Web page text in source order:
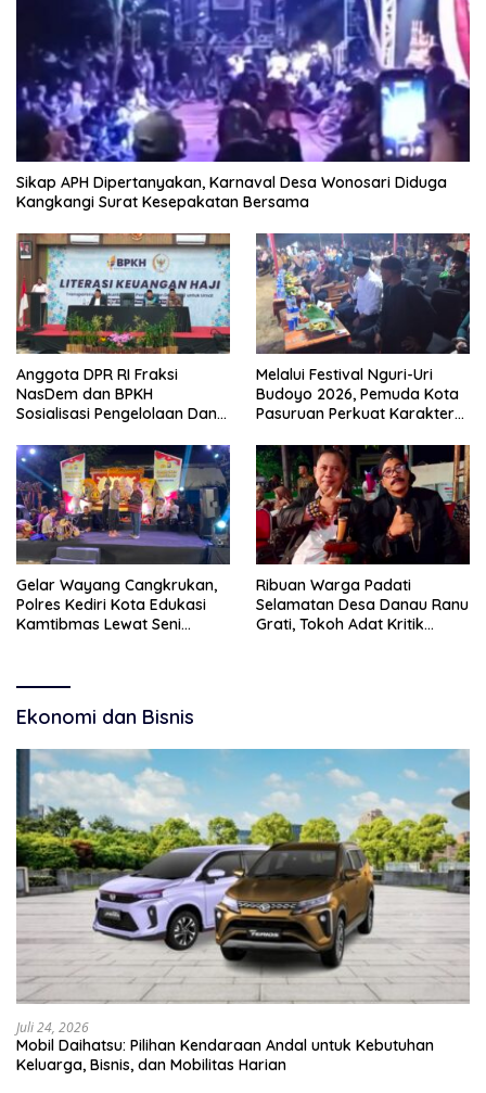
Sikap APH Dipertanyakan, Karnaval Desa Wonosari Diduga
Kangkangi Surat Kesepakatan Bersama
Anggota DPR RI Fraksi
NasDem dan BPKH
Sosialisasi Pengelolaan Dana
Melalui Festival Nguri-Uri
Budoyo 2026, Pemuda Kota
Pasuruan Perkuat Karakter
Narkoba
Gelar Wayang Cangkrukan,
Polres Kediri Kota Edukasi
Kamtibmas Lewat Seni
Ribuan Warga Padati
Selamatan Desa Danau Ranu
Grati, Tokoh Adat Kritik
Ekonomi dan Bisnis
Juli 24, 2026
Mobil Daihatsu: Pilihan Kendaraan Andal untuk Kebutuhan
Keluarga, Bisnis, dan Mobilitas Harian